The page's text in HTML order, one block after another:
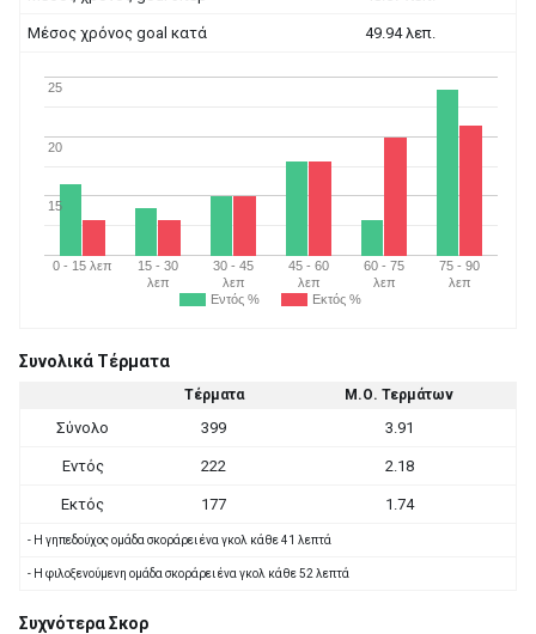
Μέσος χρόνος goal κατά 49.94 λεπ.
Εντός % Εκτός %
0 - 15 λεπ
15 - 30
λεπ
30 - 45
λεπ
45 - 60
λεπ
60 - 75
λεπ
75 - 90
λεπ
15
20
25
Συνολικά Τέρματα
Τέρματα Μ.Ο. Τερμάτων
Σύνολο 399 3.91
Εντός 222 2.18
Εκτός 177 1.74
- Η γηπεδούχος ομάδα σκοράρει ένα γκολ κάθε 41 λεπτά
- Η φιλοξενούμενη ομάδα σκοράρει ένα γκολ κάθε 52 λεπτά
Συχνότερα Σκορ